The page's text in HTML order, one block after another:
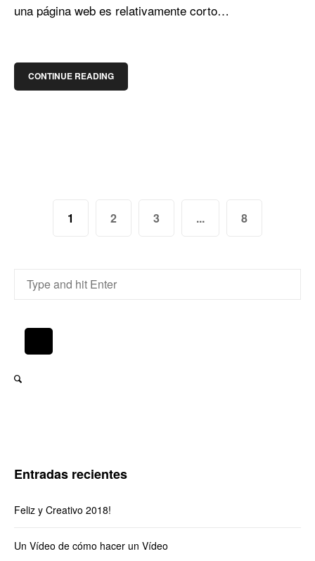
una página web es relativamente corto…
CONTINUE READING
1 2 3 ... 8
Entradas recientes
Feliz y Creativo 2018!
Un Vídeo de cómo hacer un Vídeo